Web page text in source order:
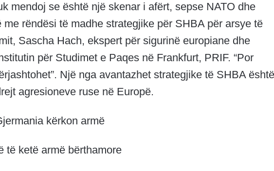
mendoj se është një skenar i afërt, sepse NATO dhe
rëndësi të madhe strategjike për SHBA për arsye të
Sascha Hach, ekspert për sigurinë europiane dhe
për Studimet e Paqes në Frankfurt, PRIF. “Por
Një nga avantazhet strategjike të SHBA është
agresioneve ruse në Europë.
kërkon armë
të ketë armë bërthamore